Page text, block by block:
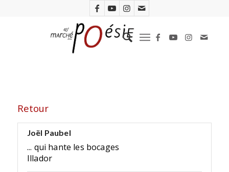
Retour
Joël Paubel
... qui hante les bocages
Illador